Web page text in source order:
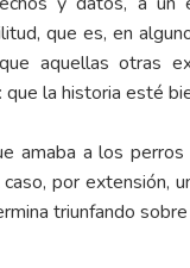
que es, en
aquellas otras
que la historia esté
amaba a los perros
por extensión,
triunfando sobre